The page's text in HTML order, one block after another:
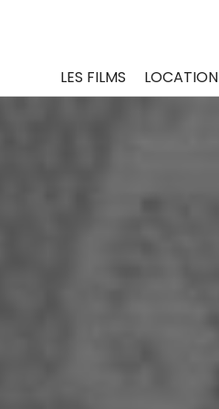
LES FILMS LOCATION